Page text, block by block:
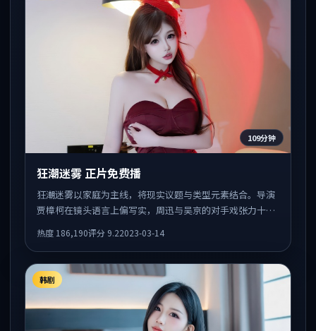
109分钟
狂潮迷雾 正片免费播
狂潮迷雾以家庭为主线，将现实议题与类型元素结合。导演
贾樟柯在镜头语言上偏写实，周迅与吴京的对手戏张力十
热度 186,190评分 9.22023-03-14
韩剧